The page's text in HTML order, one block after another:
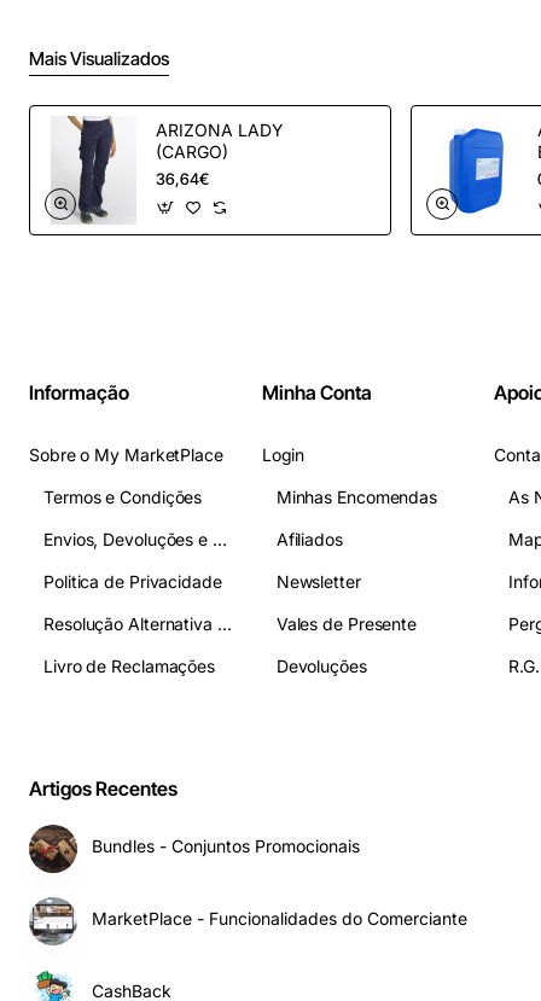
Mais Visualizados
ARIZONA LADY
(CARGO)
36,64€
Informação
Sobre o My MarketPlace
Termos e Condições
Envios, Devoluções e Pagamentos
Politica de Privacidade
Resolução Alternativa de Litígios
Livro de Reclamações
Minha Conta
Login
Minhas Encomendas
Afiliados
Newsletter
Vales de Presente
Devoluções
As
Artigos Recentes
Bundles - Conjuntos Promocionais
MarketPlace - Funcionalidades do Comerciante
CashBack